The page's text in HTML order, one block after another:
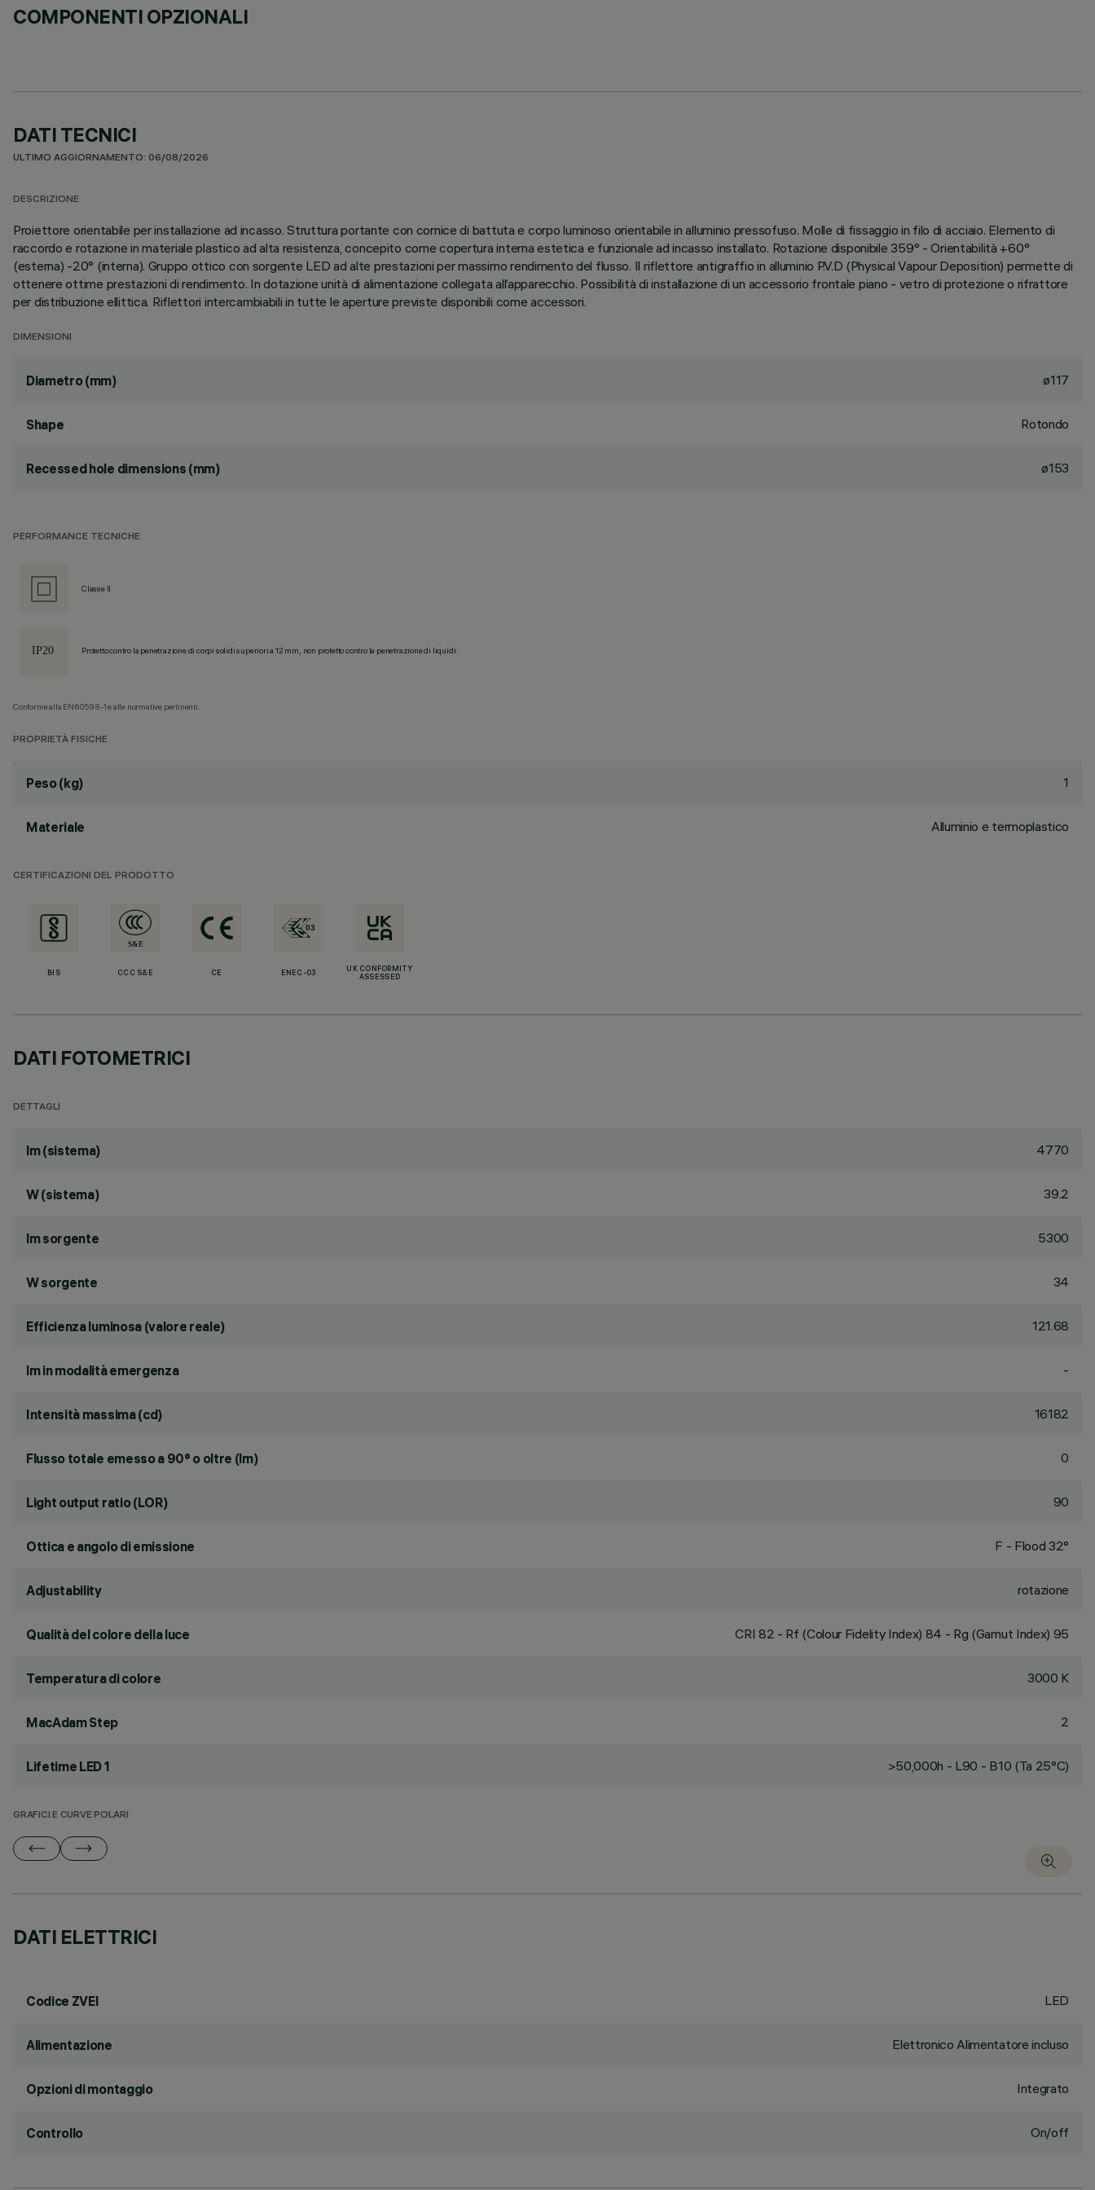
COMPONENTI OPZIONALI
DATI TECNICI
ULTIMO AGGIORNAMENTO: 06/08/2026
DESCRIZIONE
Proiettore orientabile per installazione ad incasso. Struttura portante con cornice di battuta e corpo luminoso orientabile in alluminio pressofuso. Molle di fissaggio in filo di acciaio. Elemento di
raccordo e rotazione in materiale plastico ad alta resistenza, concepito come copertura interna estetica e funzionale ad incasso installato. Rotazione disponibile 359° - Orientabilità +60°
(esterna) -20° (interna). Gruppo ottico con sorgente LED ad alte prestazioni per massimo rendimento del flusso. Il riflettore antigraffio in alluminio P.V.D (Physical Vapour Deposition) permette di
ottenere ottime prestazioni di rendimento. In dotazione unità di alimentazione collegata all’apparecchio. Possibilità di installazione di un accessorio frontale piano - vetro di protezione o rifrattore
per distribuzione ellittica. Riflettori intercambiabili in tutte le aperture previste disponibili come accessori.
DIMENSIONI
Diametro (mm) ø117
Shape Rotondo
Recessed hole dimensions (mm) ø153
PERFORMANCE TECNICHE
Classe II
Protetto contro la penetrazione di corpi solidi superiori a 12 mm, non protetto contro la penetrazione di liquidi.
Conforme alla EN60598-1 e alle normative pertinenti.
PROPRIETÀ FISICHE
Peso (kg) 1
Materiale Alluminio e termoplastico
CERTIFICAZIONI DEL PRODOTTO
BIS CCC S&E CE ENEC-03
UK CONFORMITY
ASSESSED
DATI FOTOMETRICI
DETTAGLI
lm (sistema) 4770
W (sistema) 39.2
lm sorgente 5300
W sorgente 34
Efficienza luminosa (valore reale) 121.68
lm in modalità emergenza -
Intensità massima (cd) 16182
Flusso totale emesso a 90° o oltre (lm) 0
Light output ratio (LOR) 90
Ottica e angolo di emissione F - Flood 32°
Adjustability rotazione
Qualità del colore della luce CRI 82 - Rf (Colour Fidelity Index) 84 - Rg (Gamut Index) 95
Temperatura di colore 3000 K
MacAdam Step 2
Lifetime LED 1 >50,000h - L90 - B10 (Ta 25°C)
GRAFICI E CURVE POLARI
DATI ELETTRICI
Codice ZVEI LED
Alimentazione Elettronico Alimentatore incluso
Opzioni di montaggio Integrato
Controllo On/off